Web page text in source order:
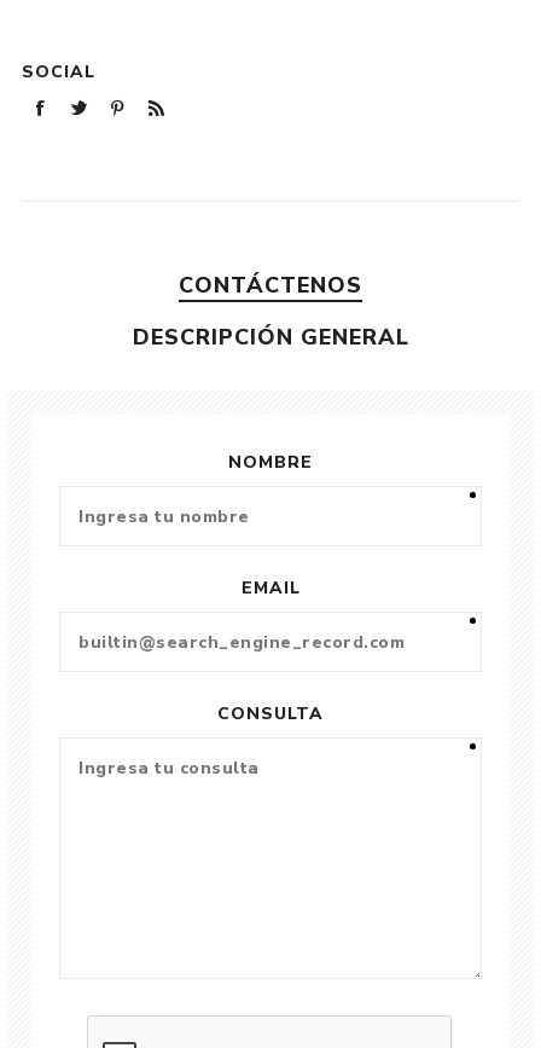
SOCIAL
CONTÁCTENOS
DESCRIPCIÓN GENERAL
NOMBRE
EMAIL
CONSULTA